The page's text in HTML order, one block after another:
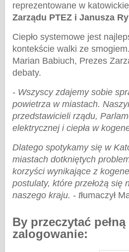
reprezentowane w
Zarządu PTEZ i Janusza
Ciepło systemowe jest
kontekście walki ze
Marian Babiuch, Prezes
debaty.
- Wszyscy zdajemy sobie
powietrza w miastach.
przedstawicieli rządu,
elektrycznej i ciepła w
Dlatego spotykamy się w
miastach dotkniętych
korzyści wynikające z
postulaty, które przełożą się
naszego kraju. - tłumaczył
By przeczytać
zalogowanie: